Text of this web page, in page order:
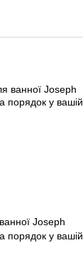
Joseph
порядок у вашій